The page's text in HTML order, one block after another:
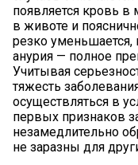
появляется кровь
в животе и
резко уменьшается,
анурия — полное
Учитывая
тяжесть
осуществляться в
первых признаков
незамедлительно
не заразны для